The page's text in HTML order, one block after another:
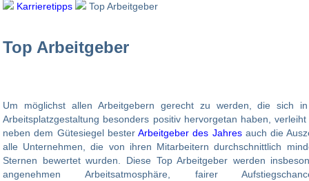
Karrieretipps Top Arbeitgeber
Top Arbeitgeber
Um möglichst allen Arbeitgebern gerecht zu werden, die sich
Arbeitsplatzgestaltung besonders positiv hervorgetan haben,
neben dem Gütesiegel bester Arbeitgeber des Jahresauch die
alle Unternehmen, die von ihren Mitarbeitern durchschnittlich
Sternen bewertet wurden. Diese Top Arbeitgeber werden
angenehmen Arbeitsatmosphäre, fairer